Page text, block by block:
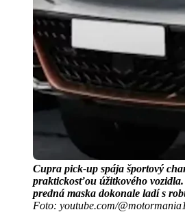
Cupra pick-up spája športový
praktickosťou úžitkového
predná maska dokonale ladí s
Foto: youtube.com/